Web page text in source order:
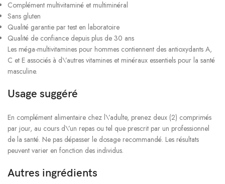
Complément multivitaminé et multiminéral
Sans gluten
Qualité garantie par test en laboratoire
Qualité de confiance depuis plus de 30 ans
Les méga-multivitamines pour hommes contiennent des antioxydants A,
C et E associés à d\’autres vitamines et minéraux essentiels pour la santé
masculine.
Usage suggéré
En complément alimentaire chez l\’adulte, prenez deux (2) comprimés
par jour, au cours d\’un repas ou tel que prescrit par un professionnel
de la santé. Ne pas dépasser le dosage recommandé. Les résultats
peuvent varier en fonction des individus.
Autres ingrédients